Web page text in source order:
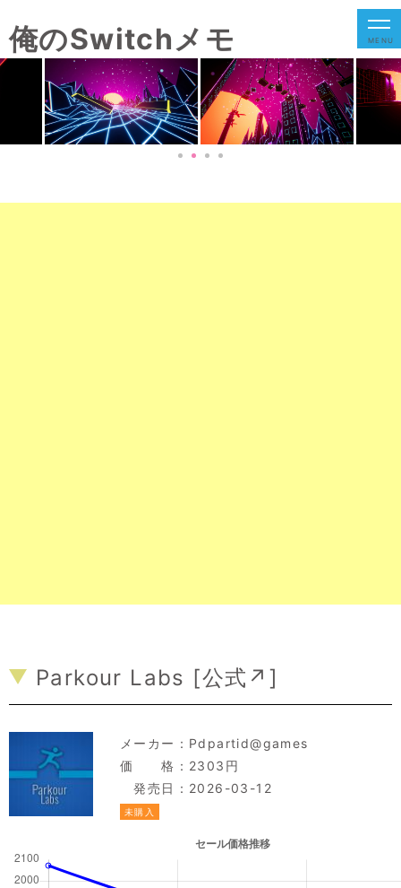
俺のSwitchメモ MENU
Parkour Labs [公式↗ ]
メーカー： Pdpartid@games
価 格：2303円
発売日：2026-03-12
未購入